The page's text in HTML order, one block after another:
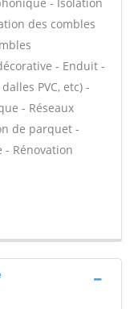
des combles
- Enduit -
PVC, etc) -
- Réseaux
de parquet -
- Rénovation